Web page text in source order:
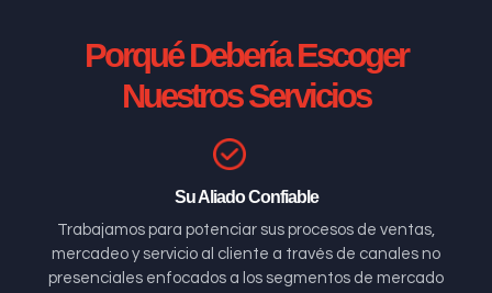
Porqué Debería Escoger
Nuestros Servicios
Su Aliado Confiable
Trabajamos para potenciar sus procesos de ventas,
mercadeo y servicio al cliente a través de canales no
presenciales enfocados a los segmentos de mercado